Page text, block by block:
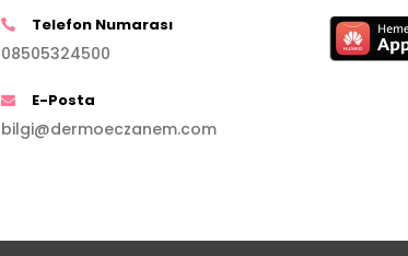
Telefon Numarası
08505324500
E-Posta
bilgi@dermoeczanem.com